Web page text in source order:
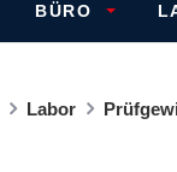
BÜRO
Labor